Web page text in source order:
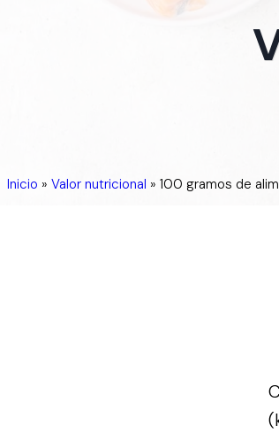
Inicio » Valor nutricional » 100 gramos de